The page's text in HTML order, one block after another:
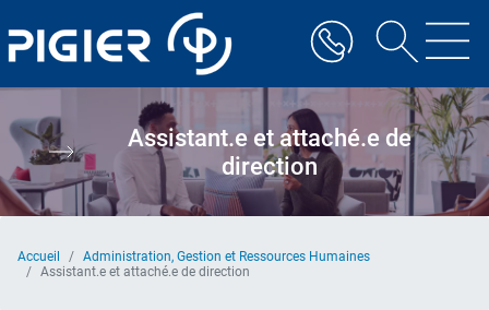
au
contenu
Assistant.e et attaché.e de
direction
Accueil
Administration, Gestion et Ressources Humaines
Assistant.e et attaché.e de direction